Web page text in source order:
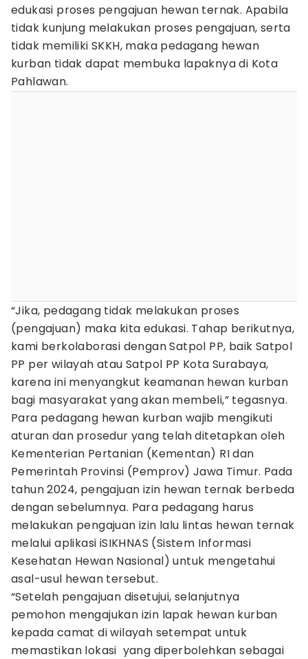
edukasi proses pengajuan hewan ternak. Apabila
tidak kunjung melakukan proses pengajuan, serta
tidak memiliki SKKH, maka pedagang hewan
kurban tidak dapat membuka lapaknya di Kota
Pahlawan.
“Jika, pedagang tidak melakukan proses
(pengajuan) maka kita edukasi. Tahap berikutnya,
kami berkolaborasi dengan Satpol PP, baik Satpol
PP per wilayah atau Satpol PP Kota Surabaya,
karena ini menyangkut keamanan hewan kurban
bagi masyarakat yang akan membeli,” tegasnya.
Para pedagang hewan kurban wajib mengikuti
aturan dan prosedur yang telah ditetapkan oleh
Kementerian Pertanian (Kementan) RI dan
Pemerintah Provinsi (Pemprov) Jawa Timur. Pada
tahun 2024, pengajuan izin hewan ternak berbeda
dengan sebelumnya. Para pedagang harus
melakukan pengajuan izin lalu lintas hewan ternak
melalui aplikasi iSIKHNAS (Sistem Informasi
Kesehatan Hewan Nasional) untuk mengetahui
asal-usul hewan tersebut.
“Setelah pengajuan disetujui, selanjutnya
pemohon mengajukan izin lapak hewan kurban
kepada camat di wilayah setempat untuk
memastikan lokasi yang diperbolehkan sebagai